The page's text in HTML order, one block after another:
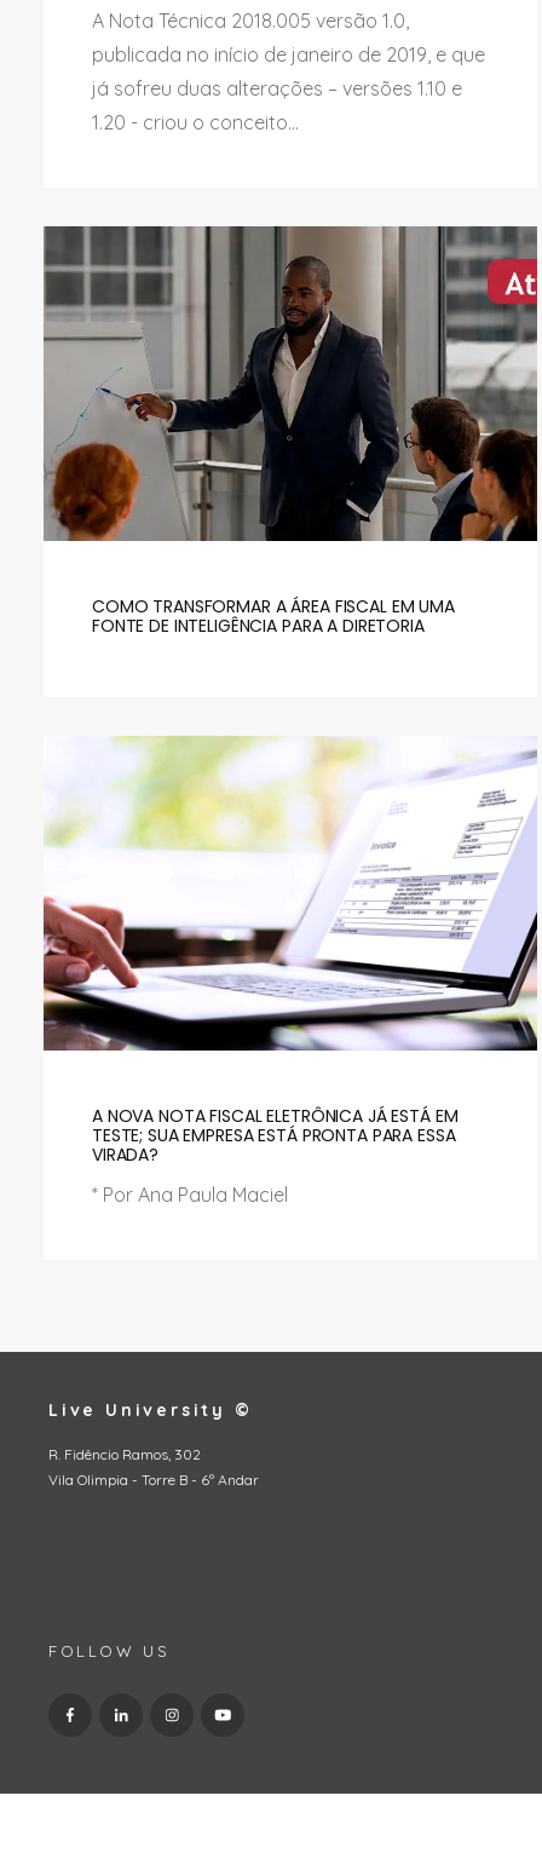
A Nota Técnica 2018.005 versão 1.0,
publicada no início de janeiro de 2019, e que
já sofreu duas alterações – versões 1.10 e
1.20 - criou o conceito...
COMO TRANSFORMAR A ÁREA FISCAL EM UMA
FONTE DE INTELIGÊNCIA PARA A DIRETORIA
A NOVA NOTA FISCAL ELETRÔNICA JÁ ESTÁ EM
TESTE; SUA EMPRESA ESTÁ PRONTA PARA ESSA
VIRADA?
* Por Ana Paula Maciel
Live University ©
R. Fidêncio Ramos, 302
Vila Olimpia - Torre B - 6º Andar
FOLLOW US